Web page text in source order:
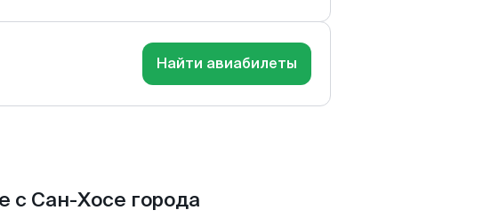
Найти авиабилеты
с Сан-Хосе города